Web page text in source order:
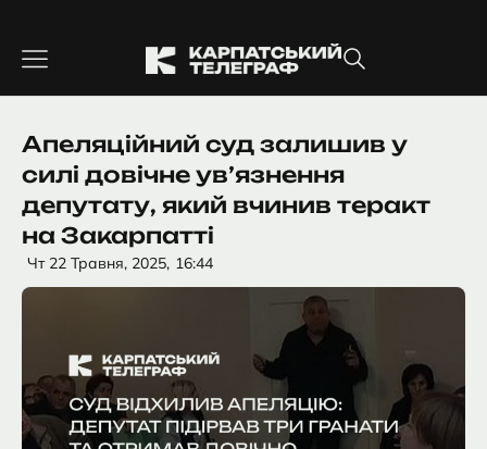
вмісту
Апеляційний суд залишив у
силі довічне ув’язнення
депутату, який вчинив теракт
на Закарпатті
Чт 22 Травня, 2025, 16:44